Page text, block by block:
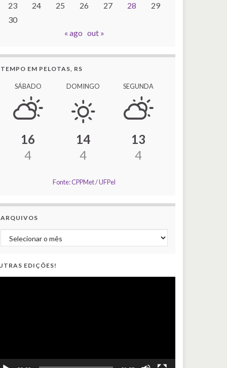
23
24 25 26 27 28
29
30
« ago out »
TEMPO EM PELOTAS, RS
SÁBADO
16
4
DOMINGO
14
4
SEGUNDA
13
4
Fonte: CPPMet / UFPel
ARQUIVOS
Arquivos
EDIÇÕES!